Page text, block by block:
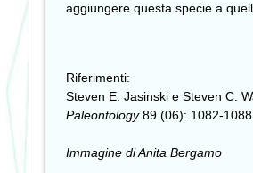
aggiungere questa specie a
Riferimenti:
Steven E. Jasinski e Steven C.
Paleontology89 (06): 1082-
Immagine di Anita Bergamo